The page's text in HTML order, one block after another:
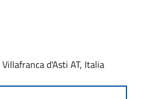
d'Asti AT, Italia